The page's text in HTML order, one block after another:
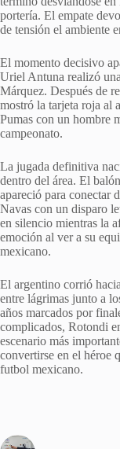
portería. El empate
de tensión el ambiente
El momento decisivo
Uriel Antuna realizó
Márquez. Después de
mostró la tarjeta roja al
Pumas con un hombre
campeonato.
La jugada definitiva
dentro del área. El
apareció para conectar
Navas con un disparo
en silencio mientras la
emoción al ver a su
mexicano.
El argentino corrió
entre lágrimas junto a
años marcados por
complicados, Rotondi
escenario más
convertirse en el héroe
futbol mexicano.